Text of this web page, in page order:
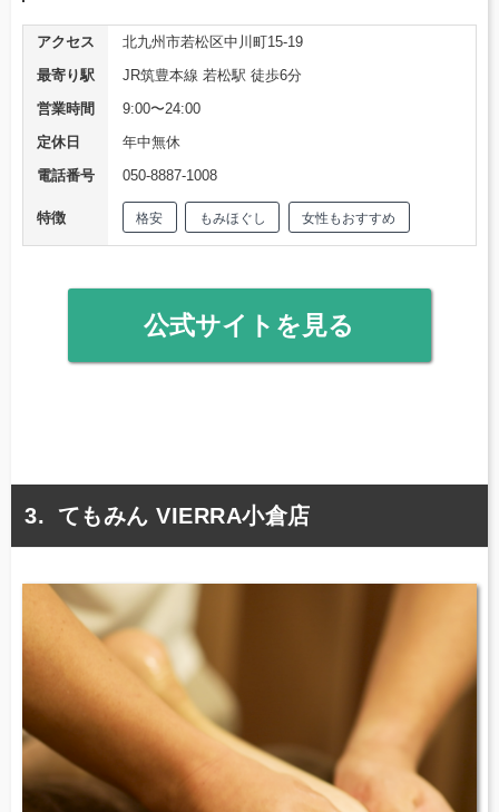
アクセス
北九州市若松区中川町15-19
最寄り駅
JR筑豊本線 若松駅 徒歩6分
営業時間
9:00〜24:00
定休日
年中無休
電話番号
050-8887-1008
特徴 格安 もみほぐし 女性もおすすめ
公式サイトを見る
てもみん VIERRA小倉店